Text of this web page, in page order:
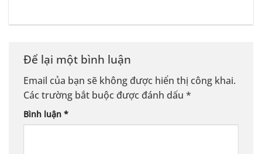
Để lại một bình luận
Email của bạn sẽ không được hiển thị công khai.
Các trường bắt buộc được đánh dấu *
Bình luận *